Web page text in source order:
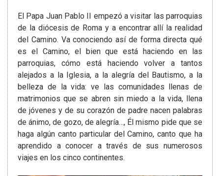
El Papa Juan Pablo II empezó a visitar las parroquias
de la diócesis de Roma y a encontrar allí la realidad
del Camino. Va conociendo así de forma directa qué
es el Camino, el bien que está haciendo en las
parroquias, cómo está haciendo volver a tantos
alejados a la Iglesia, a la alegría del Bautismo, a la
belleza de la vida: ve las comunidades llenas de
matrimonios que se abren sin miedo a la vida, llena
de jóvenes y de su corazón de padre nacen palabras
de ánimo, de gozo, de alegría…, Él mismo pide que se
haga algún canto particular del Camino, canto que ha
aprendido a conocer a través de sus numerosos
viajes en los cinco continentes.